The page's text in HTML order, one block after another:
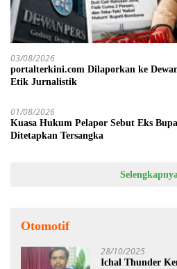
03/08/2026
portalterkini.com Dilaporkan ke
Etik Jurnalistik
01/08/2026
Kuasa Hukum Pelapor Sebut Eks
Ditetapkan Tersangka
Otomotif
28/10/2025
Ichal Thunder